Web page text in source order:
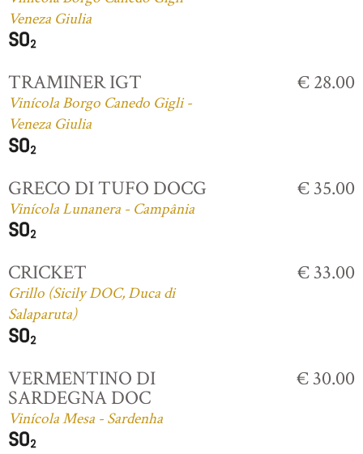
Veneza Giulia
TRAMINER IGT
Vinícola Borgo Canedo Gigli -
Veneza Giulia
€ 28.00
GRECO DI TUFO DOCG
Vinícola Lunanera - Campânia
€ 35.00
CRICKET
Grillo (Sicily DOC, Duca di
Salaparuta)
€ 33.00
VERMENTINO DI
SARDEGNA DOC
Vinícola Mesa - Sardenha
€ 30.00